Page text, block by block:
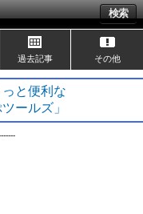
検索
過去記事 その他
と便利な
ールズ」